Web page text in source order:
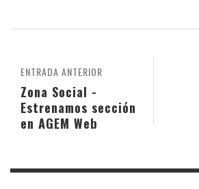
ENTRADA ANTERIOR
Zona Social -
Estrenamos sección
en AGEM Web